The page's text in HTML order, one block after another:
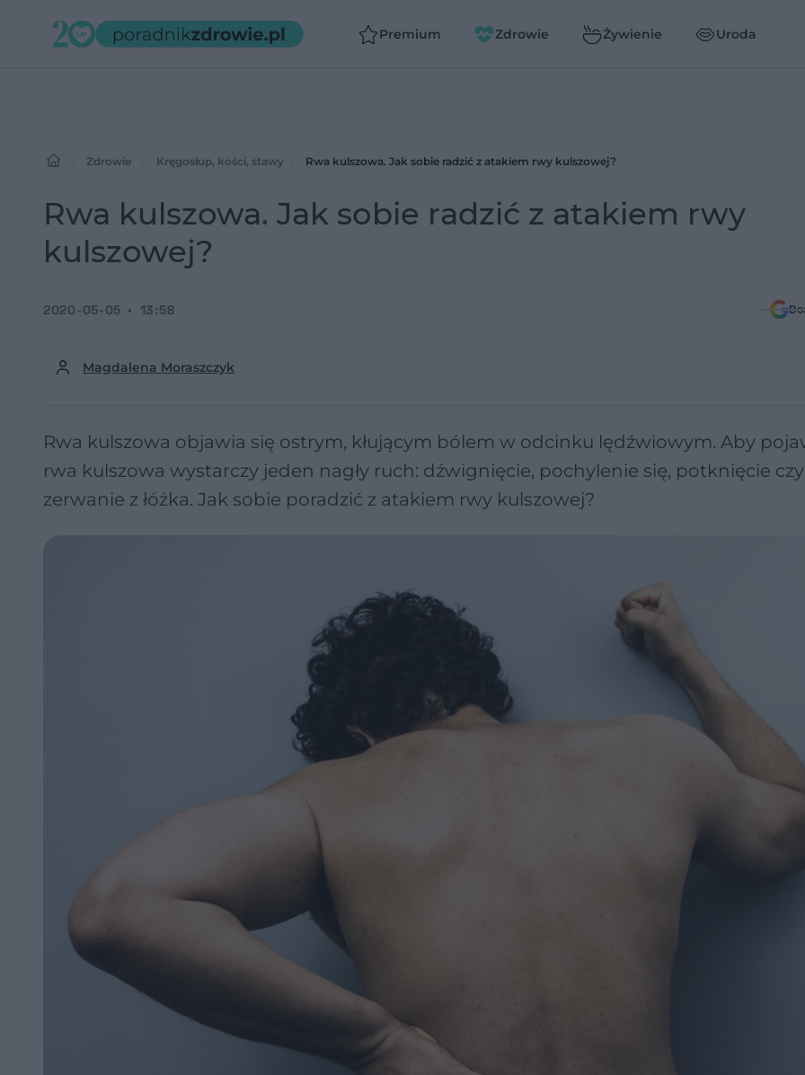
Premium Zdrowie Żywienie Uroda
Zdrowie Kręgosłup, kości, stawy Rwa kulszowa. Jak sobie radzić z atakiem rwy kulszowej?
Rwa kulszowa. Jak sobie radzić z atakiem rwy
kulszowej?
Magdalena Moraszczyk
2020-05-05 13:58
Rwa kulszowa objawia się ostrym, kłującym bólem w odcinku lędźwiowym. Aby
rwa kulszowa wystarczy jeden nagły ruch: dźwignięcie, pochylenie się, potknięcie czy
zerwanie z łóżka. Jak sobie poradzić z atakiem rwy kulszowej?